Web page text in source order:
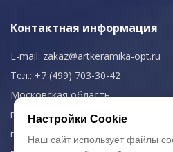
Контактная информация
E-mail: zakaz@artkeramika-opt.ru
Тел.: +7 (499) 703-30-42
Московская область,
г. Красногорск
пн-чт: 09.00-18.00
Настройки Cookie
Наш сайт использует файлы